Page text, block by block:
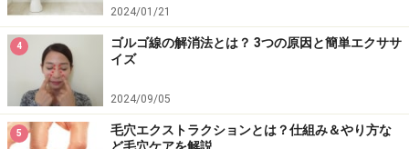
2024/01/21
4
ゴルゴ線の解消法とは？ 3つの原因と簡単エクササ
イズ
2024/09/05
5
毛穴エクストラクションとは？仕組み＆やり方な